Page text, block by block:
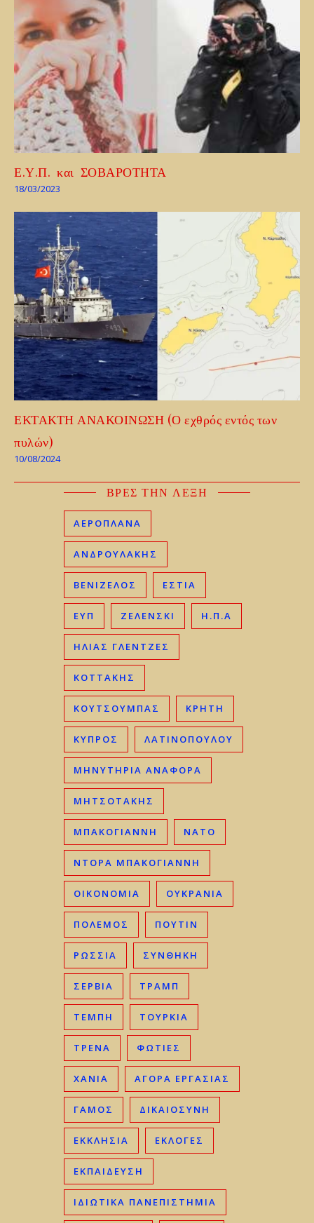
Ε.Υ.Π. και ΣΟΒΑΡΟΤΗΤΑ
18/03/2023
ΕΚΤΑΚΤΗ ΑΝΑΚΟΙΝΩΣΗ (Ο εχθρός εντός των
πυλών)
10/08/2024
ΒΡΕΣ ΤΗΝ ΛΕΞΗ
ΑΕΡΟΠΛΑΝΑ
ΑΝΔΡΟΥΛΑΚΗΣ
ΒΕΝΙΖΈΛΟΣ ΕΣΤΙΑ
ΕΥΠ ΖΕΛΕΝΣΚΙ Η.Π.Α
ΗΛΊΑΣ ΓΛΕΝΤΖΈΣ
ΚΟΤΤΑΚΗΣ
ΚΟΥΤΣΟΥΜΠΑΣ ΚΡΉΤΗ
ΚΎΠΡΟΣ ΛΑΤΙΝΟΠΟΥΛΟΥ
ΜΗΝΥΤΗΡΙΑ ΑΝΑΦΟΡΑ
ΜΗΤΣΟΤΆΚΗΣ
ΜΠΑΚΟΓΙΆΝΝΗ ΝΑΤΟ
ΝΤΟΡΑ ΜΠΑΚΟΓΙΑΝΝΗ
ΟΙΚΟΝΟΜΊΑ ΟΥΚΡΑΝΊΑ
ΠΟΛΕΜΟΣ ΠΟΥΤΙΝ
ΡΩΣΣΊΑ ΣΥΝΘΗΚΗ
ΣΕΡΒΊΑ ΤΡΑΜΠ
ΤΈΜΠΗ ΤΟΥΡΚΊΑ
ΤΡΈΝΑ ΦΩΤΙΈΣ
ΧΑΝΙΆ ΑΓΟΡΆ ΕΡΓΑΣΊΑΣ
ΓΑΜΟΣ ΔΙΚΑΙΟΣΎΝΗ
ΕΚΚΛΗΣΊΑ ΕΚΛΟΓΈΣ
ΕΚΠΑΊΔΕΥΣΗ
ΙΔΙΩΤΙΚΆ ΠΑΝΕΠΙΣΤΉΜΙΑ